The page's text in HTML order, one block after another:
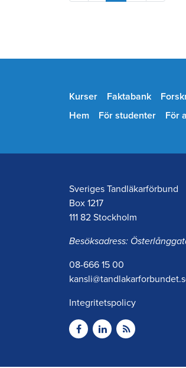
Kurser Faktabank
Hem
För studenter För
Sveriges Tandläkarförbund
Box 1217
111 82 Stockholm
Besöksadress:
08-666 15 00
Integritetspolicy